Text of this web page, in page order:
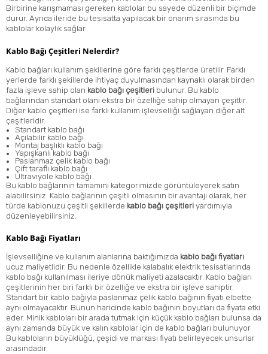
Birbirine karışmaması gereken kablolar bu sayede düzenli bir biçimde
durur. Ayrıca ileride bu tesisatta yapılacak bir onarım sırasında bu
kablolar kolaylık sağlar.
Kablo Bağı Çeşitleri Nelerdir?
Kablo bağları kullanım şekillerine göre farklı çeşitlerde üretilir. Farklı
yerlerde farklı şekillerde ihtiyaç duyulmasından kaynaklı olarak birden
fazla işleve sahip olan kablo bağı çeşitleri bulunur. Bu kablo
bağlarından standart olanı ekstra bir özelliğe sahip olmayan çeşittir.
Diğer kablo çeşitleri ise farklı kullanım işlevselliği sağlayan diğer alt
çeşitleridir.
Standart kablo bağı
Açılabilir kablo bağı
Montaj başlıklı kablo bağı
Yapışkanlı kablo bağı
Paslanmaz çelik kablo bağı
Çift taraflı kablo bağı
Ultraviyole kablo bağı
Bu kablo bağlarının tamamını kategorimizde görüntüleyerek satın
alabilirsiniz. Kablo bağlarının çeşitli olmasının bir avantajı olarak, her
türde kablonuzu çeşitli şekillerde kablo bağı çeşitleri yardımıyla
düzenleyebilirsiniz.
Kablo Bağı Fiyatları
İşlevselliğine ve kullanım alanlarına baktığımızda kablo bağı fiyatları
ucuz maliyetlidir. Bu nedenle özellikle kalabalık elektrik tesisatlarında
kablo bağı kullanılması ileriye dönük maliyeti azalacaktır. Kablo bağları
çeşitlerinin her biri farklı bir özelliğe ve ekstra bir işleve sahiptir.
Standart bir kablo bağıyla paslanmaz çelik kablo bağının fiyatı elbette
aynı olmayacaktır. Bunun haricinde kablo bağının boyutları da fiyata etki
eder. Minik kabloları bir arada tutmak için küçük kablo bağları bulunsa da
aynı zamanda büyük ve kalın kablolar için de kablo bağları bulunuyor.
Bu kabloların büyüklüğü, çeşidi ve markası fiyatı belirleyecek unsurlar
arasındadır.